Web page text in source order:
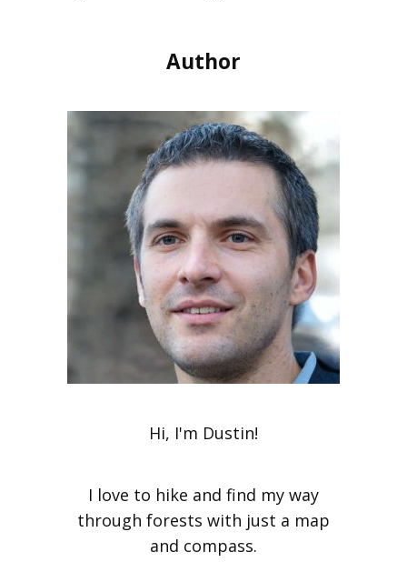
Author
Hi, I'm Dustin!
I love to hike and find my way
through forests with just a map
and compass.